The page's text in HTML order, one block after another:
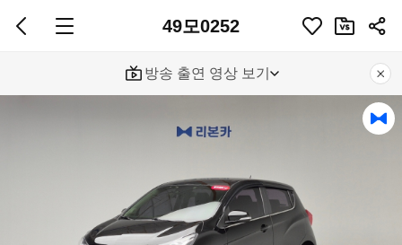
49모0252
방송 출연 영상 보기